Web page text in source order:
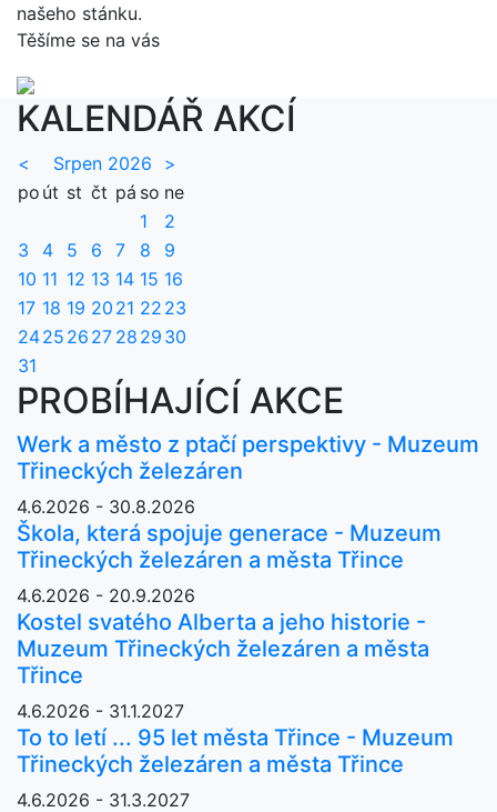
našeho stánku.
Těšíme se na vás
KALENDÁŘ AKCÍ
< Srpen 2026
>
po út st čt pá so ne
1
2
3
4 5 6 7 8
9
10 11 12 13 14 15 16
17 18 19 20 21 22 23
2425 26 27 28 29 30
31
PROBÍHAJÍCÍ AKCE
Werk a město z ptačí perspektivy - Muzeum
Třineckých železáren
4.6.2026 - 30.8.2026
Škola, která spojuje generace - Muzeum
Třineckých železáren a města Třince
4.6.2026 - 20.9.2026
Kostel svatého Alberta a jeho historie -
Muzeum Třineckých železáren a města
Třince
4.6.2026 - 31.1.2027
To to letí ... 95 let města Třince - Muzeum
Třineckých železáren a města Třince
4.6.2026 - 31.3.2027